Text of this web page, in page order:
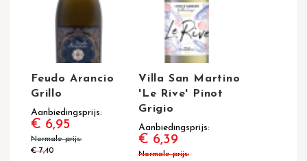
Feudo Arancio
Grillo
Aanbiedingsprijs
€ 6,95
Normale prijs
€ 7,40
Villa San Martino
'Le Rive' Pinot
Grigio
Aanbiedingsprijs
€ 6,39
Normale prijs